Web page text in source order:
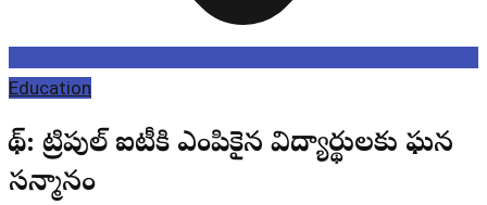
Education
బోథ్: ట్రిపుల్ ఐటీకి ఎంపికైన విద్యార్థులకు ఘన
సన్మానం